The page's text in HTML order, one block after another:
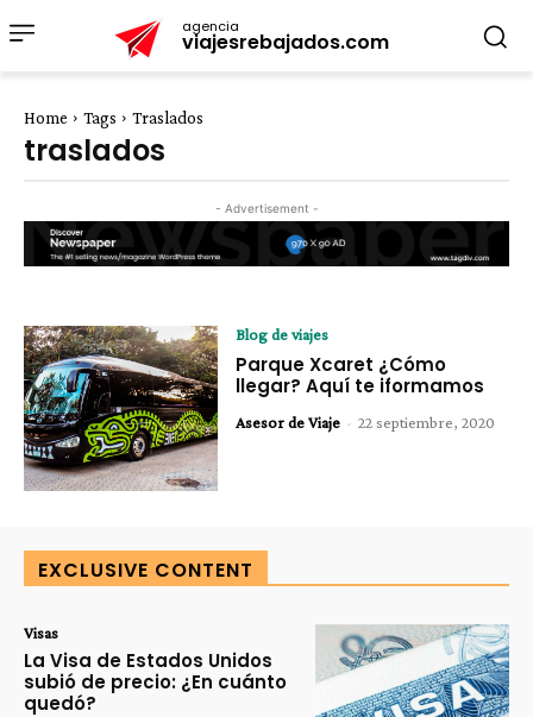
agencia
viajesrebajados.com
Home Tags Traslados
traslados
- Advertisement -
Blog de viajes
Parque Xcaret ¿Cómo
llegar? Aquí te iformamos
Asesor de Viaje - 22 septiembre, 2020
EXCLUSIVE CONTENT
Visas
La Visa de Estados Unidos
subió de precio: ¿En cuánto
quedó?